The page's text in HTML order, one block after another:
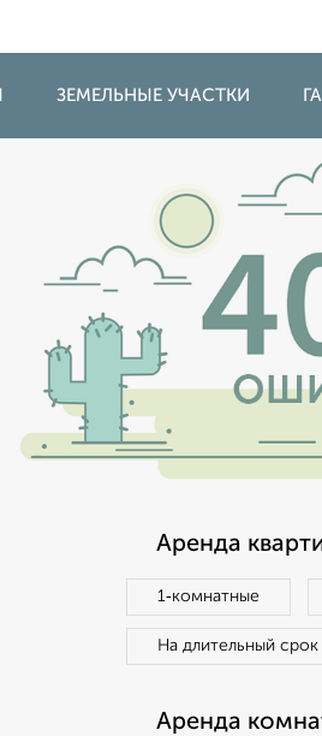
ЗЕМЕЛЬНЫЕ УЧАСТКИ
Аренда
1‑комнатные
На длительный срок
Аренда